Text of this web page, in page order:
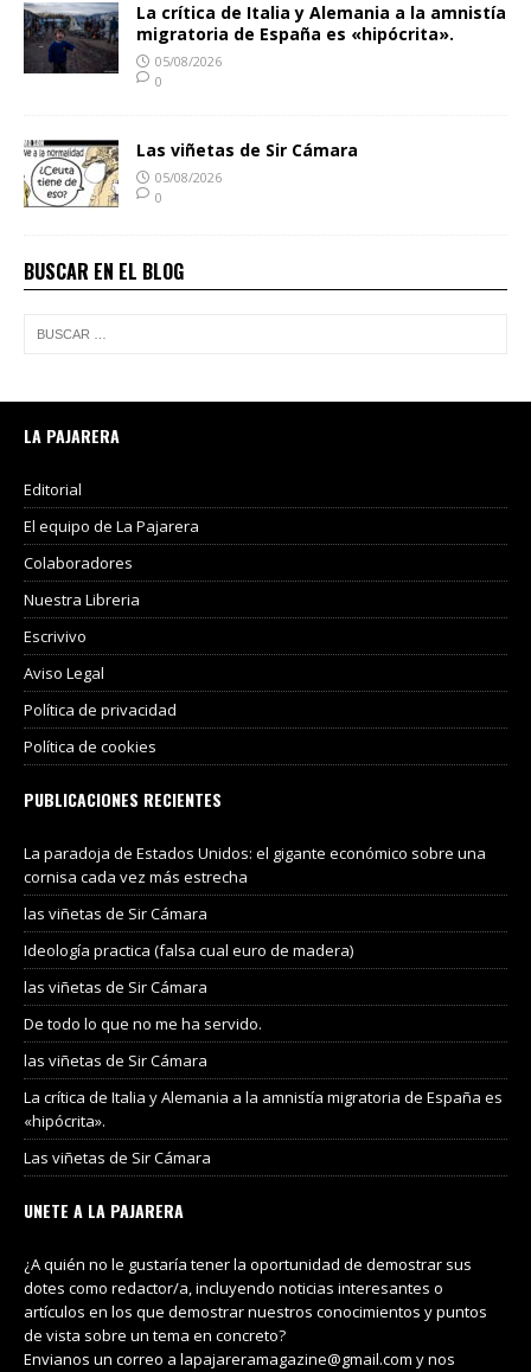
La crítica de Italia y Alemania a la amnistía
migratoria de España es «hipócrita».
05/08/2026
0
Las viñetas de Sir Cámara
05/08/2026
0
BUSCAR EN EL BLOG
LA PAJARERA
Editorial
El equipo de La Pajarera
Colaboradores
Nuestra Libreria
Escrivivo
Aviso Legal
Política de privacidad
Política de cookies
PUBLICACIONES RECIENTES
La paradoja de Estados Unidos: el gigante económico sobre una
cornisa cada vez más estrecha
las viñetas de Sir Cámara
Ideología practica (falsa cual euro de madera)
las viñetas de Sir Cámara
De todo lo que no me ha servido.
las viñetas de Sir Cámara
La crítica de Italia y Alemania a la amnistía migratoria de España es
«hipócrita».
Las viñetas de Sir Cámara
UNETE A LA PAJARERA
¿A quién no le gustaría tener la oportunidad de demostrar sus
dotes como redactor/a, incluyendo noticias interesantes o
artículos en los que demostrar nuestros conocimientos y puntos
de vista sobre un tema en concreto?
Envianos un correo a lapajareramagazine@gmail.com y nos